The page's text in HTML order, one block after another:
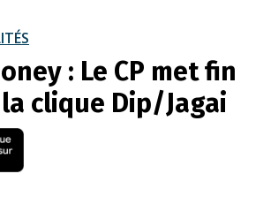
: Le CP met fin
clique Dip/Jagai